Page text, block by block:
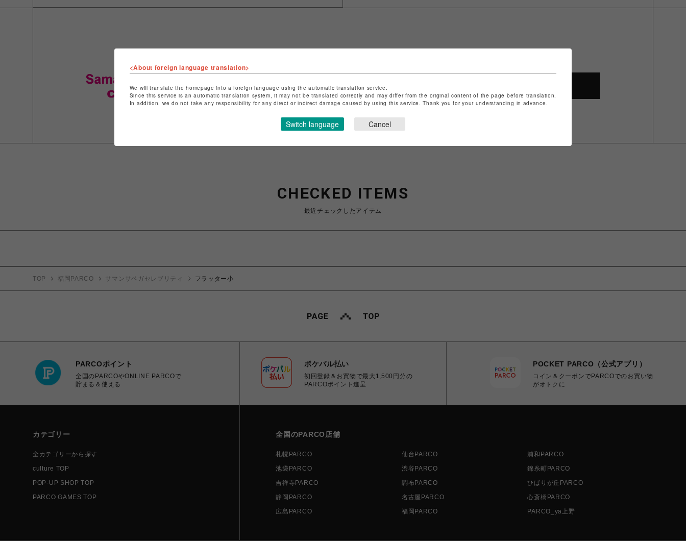
店舗名
福岡PARCO
特定商取引法など法令に基づく表記はこちら
CHECKED ITEMS
最近チェックしたアイテム
TOP 福岡PARCO サマンサベガセレブリティ フラッター小
PARCOポイント
全国のPARCOやONLINE PARCOで
貯まる＆使える
ポケパル払い
初回登録＆お買物で最大1,500円分の
PARCOポイント進呈
POCKET PARCO（公式アプリ）
コイン＆クーポンでPARCOでのお買い物
がオトクに
カテゴリー
全カテゴリーから探す
culture TOP
POP-UP SHOP TOP
PARCO GAMES TOP
全国のPARCO店舗
札幌PARCO 仙台PARCO
浦和PARCO
池袋PARCO
渋谷PARCO
錦糸町PARCO
吉祥寺PARCO
調布PARCO
ひばりが丘PARCO
静岡PARCO
名古屋PARCO
心斎橋PARCO
広島PARCO
福岡PARCO PARCO_ya上野
<About foreign language translation>
We will translate the homepage into a foreign language using the automatic translation service.
Since this service is an automatic translation system, it may not be translated correctly and may differ from the original content of the page before translation.
In addition, we do not take any responsibility for any direct or indirect damage caused by using this service. Thank you for your understanding in advance.
Switch language Cancel